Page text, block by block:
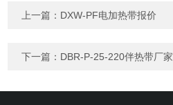
上一篇： DXW-PF电加热带报价
下一篇： DBR-P-25-220伴热带厂家